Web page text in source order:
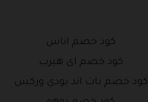
كود خصم اناس
كود خصم اى هيرب
كود خصم باث اند بودي وركس